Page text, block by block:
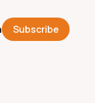
Subscribe